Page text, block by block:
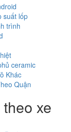
suất lốp
trình
ceramic
Khác
Quận
xe